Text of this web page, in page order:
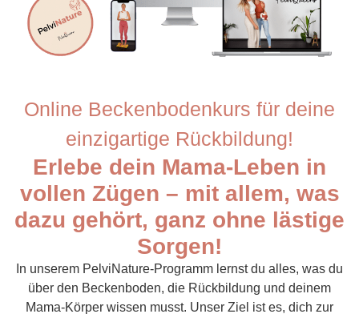
Online Beckenbodenkurs für deine
einzigartige Rückbildung!
Erlebe dein Mama-Leben in
vollen Zügen – mit allem, was
dazu gehört, ganz ohne lästige
Sorgen!
In unserem PelviNature-Programm lernst du alles, was du
über den Beckenboden, die Rückbildung und deinem
Mama-Körper wissen musst. Unser Ziel ist es, dich zur